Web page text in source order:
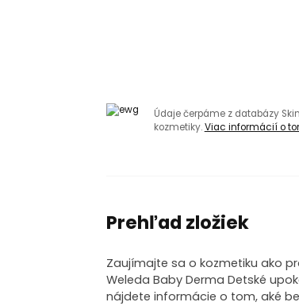
Údaje čerpáme z databázy
kozmetiky.Viac informácií o
Prehľad zložiek
Zaujímajte sa o kozmetiku ako
Weleda Baby Derma Detské
nájdete informácie o tom, aké